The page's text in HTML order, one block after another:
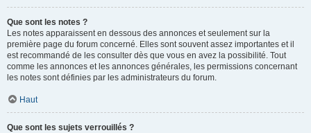
Que sont les notes ?
Les notes apparaissent en dessous des annonces et seulement sur la
première page du forum concerné. Elles sont souvent assez importantes et il
est recommandé de les consulter dès que vous en avez la possibilité. Tout
comme les annonces et les annonces générales, les permissions concernant
les notes sont définies par les administrateurs du forum.
Haut
Que sont les sujets verrouillés ?